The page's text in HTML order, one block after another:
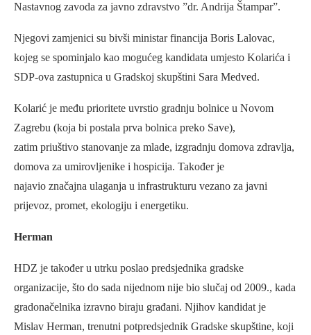
Nastavnog zavoda za javno zdravstvo ”dr. Andrija Štampar”.
Njegovi zamjenici su bivši ministar financija Boris Lalovac,
kojeg se spominjalo kao mogućeg kandidata umjesto Kolarića i
SDP-ova zastupnica u Gradskoj skupštini Sara Medved.
Kolarić je među prioritete uvrstio gradnju bolnice u Novom
Zagrebu (koja bi postala prva bolnica preko Save),
zatim priuštivo stanovanje za mlade, izgradnju domova zdravlja,
domova za umirovljenike i hospicija. Također je
najavio značajna ulaganja u infrastrukturu vezano za javni
prijevoz, promet, ekologiju i energetiku.
Herman
HDZ je također u utrku poslao predsjednika gradske
organizacije, što do sada nijednom nije bio slučaj od 2009., kada
gradonačelnika izravno biraju građani. Njihov kandidat je
Mislav Herman, trenutni potpredsjednik Gradske skupštine, koji